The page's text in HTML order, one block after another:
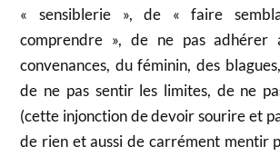
« sensiblerie », de « faire
comprendre », de ne pas adhérer
convenances, du féminin, des
de ne pas sentir les limites, de ne
(cette injonction de devoir sourire et
de rien et aussi de carrément mentir